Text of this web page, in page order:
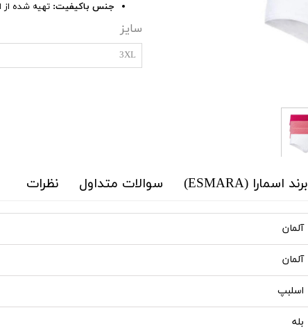
جنس باکیفیت: تهیه شده از
سایز
3XL
برند اسمارا (ESMARA) سوالات متداول نظرات
آلمان
آلمان
اسلبپ
بله